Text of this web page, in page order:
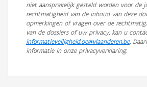
niet aansprakelijk gesteld worden voor de
rechtmatigheid van de inhoud van deze
opmerkingen of vragen over de
van de dossiers of uw privacy, kan u
informatieveiligheid.oe@vlaanderen.be.
informatie in onze privacyverklaring.